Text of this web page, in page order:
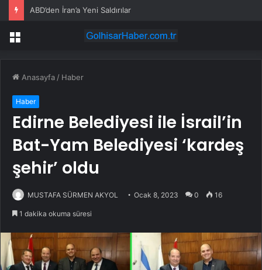
ABD’den İran’a Yeni Saldırılar
Menü
Anasayfa / Haber
Haber
Edirne Belediyesi ile İsrail’in
Bat-Yam Belediyesi ‘kardeş
şehir’ oldu
MUSTAFA SÜRMEN AKYOL Ocak 8, 2023 0 16
1 dakika okuma süresi